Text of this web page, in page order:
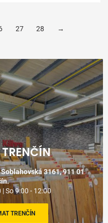
27 28 →
3161, 911 01
| So 9:00 - 12:00
TRENČÍN